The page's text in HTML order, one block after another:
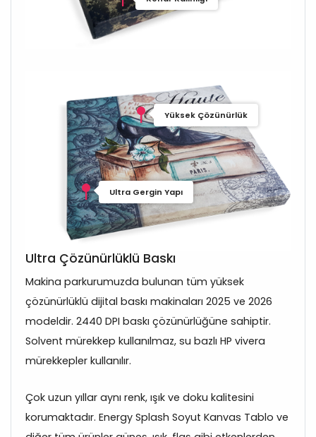
Yüksek Çözünürlük
Ultra Gergin Yapı
Ultra Çözünürlüklü Baskı
Makina parkurumuzda bulunan tüm yüksek
çözünürlüklü dijital baskı makinaları 2025 ve 2026
modeldir. 2440 DPI baskı çözünürlüğüne sahiptir.
Solvent mürekkep kullanılmaz, su bazlı HP vivera
mürekkepler kullanılır.
Çok uzun yıllar aynı renk, ışık ve doku kalitesini
korumaktadır. Energy Splash Soyut Kanvas Tablo ve